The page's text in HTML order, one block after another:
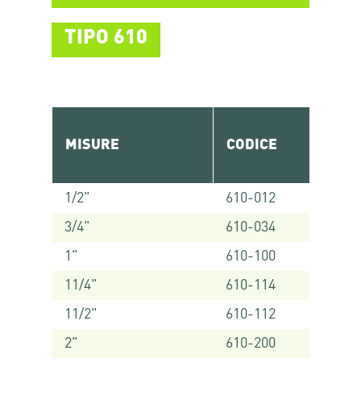
TIPO 610
MISURE CODICE
1/2"
610-012
3/4"
610-034
1"
610-100
11/4"
610-114
11/2"
610-112
2"
610-200